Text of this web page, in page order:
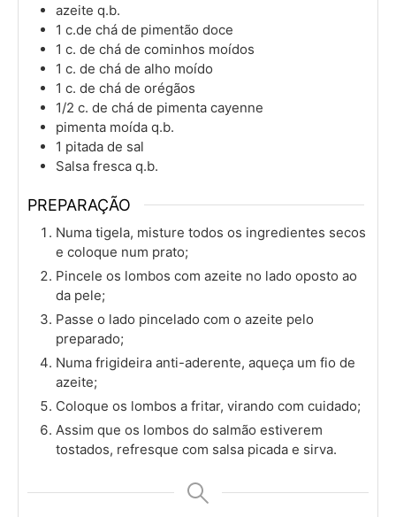
azeite q.b.
1 c.de chá de pimentão doce
1 c. de chá de cominhos moídos
1 c. de chá de alho moído
1 c. de chá de orégãos
1/2 c. de chá de pimenta cayenne
pimenta moída q.b.
1 pitada de sal
Salsa fresca q.b.
PREPARAÇÃO
Numa tigela, misture todos os ingredientes secos
e coloque num prato;
Pincele os lombos com azeite no lado oposto ao
da pele;
Passe o lado pincelado com o azeite pelo
preparado;
Numa frigideira anti-aderente, aqueça um fio de
azeite;
Coloque os lombos a fritar, virando com cuidado;
Assim que os lombos do salmão estiverem
tostados, refresque com salsa picada e sirva.